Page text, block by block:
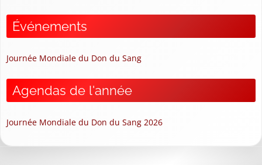
Événements
Journée Mondiale du Don du Sang
Agendas de l'année
Journée Mondiale du Don du Sang 2026